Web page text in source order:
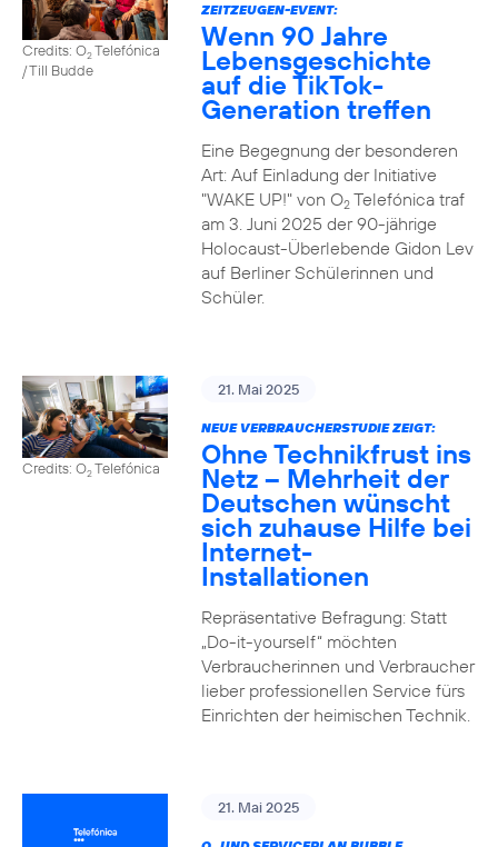
Credits: O2Telefónica
/ Till Budde
ZEITZEUGEN-EVENT:
Wenn 90 Jahre
Lebensgeschichte
auf die TikTok-
Generation treffen
Eine Begegnung der besonderen
Art: Auf Einladung der Initiative
"WAKE UP!" von O2Telefónica traf
am 3. Juni 2025 der 90-jährige
Holocaust-Überlebende Gidon Lev
auf Berliner Schülerinnen und
Schüler.
Credits: O2Telefónica
21. Mai 2025
NEUE VERBRAUCHERSTUDIE ZEIGT:
Ohne Technikfrust ins
Netz – Mehrheit der
Deutschen wünscht
sich zuhause Hilfe bei
Internet-
Installationen
Repräsentative Befragung: Statt
„Do-it-yourself“ möchten
Verbraucherinnen und Verbraucher
lieber professionellen Service fürs
Einrichten der heimischen Technik.
21. Mai 2025